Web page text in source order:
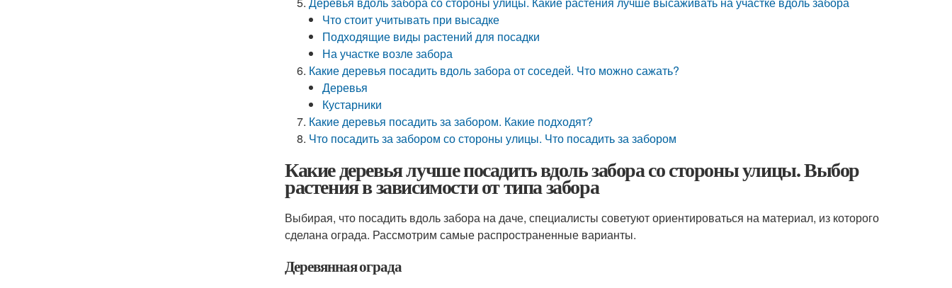
Что стоит учитывать при высадке
Подходящие виды растений для посадки
На участке возле забора
Какие деревья посадить вдоль забора от соседей. Что можно сажать?
Деревья
Кустарники
Какие деревья посадить за забором. Какие подходят?
Что посадить за забором со стороны улицы. Что посадить за забором
Какие деревья лучше посадить вдоль забора со стороны улицы. Выбор
растения в зависимости от типа забора
Выбирая, что посадить вдоль забора на даче, специалисты советуют ориентироваться на материал, из которого
сделана ограда. Рассмотрим самые распространенные варианты.
Деревянная ограда